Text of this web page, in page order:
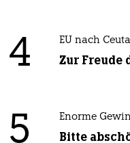
4 EU nach Ceuta
Zur Freude
5 Enorme
Bitte